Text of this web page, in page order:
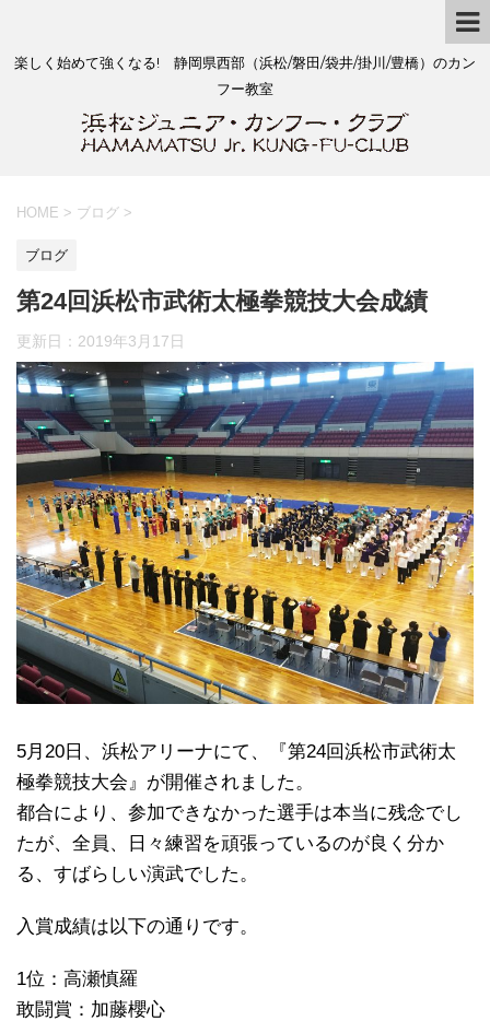
楽しく始めて強くなる! 静岡県西部（浜松/磐田/袋井/掛川/豊橋）のカン
フー教室
HOME > ブログ >
ブログ
第24回浜松市武術太極拳競技大会成績
更新日： 2019年3月17日
5月20日、浜松アリーナにて、『第24回浜松市武術太
極拳競技大会』が開催されました。
都合により、参加できなかった選手は本当に残念でし
たが、全員、日々練習を頑張っているのが良く分か
る、すばらしい演武でした。
入賞成績は以下の通りです。
1位：高瀬慎羅
敢闘賞：加藤櫻心